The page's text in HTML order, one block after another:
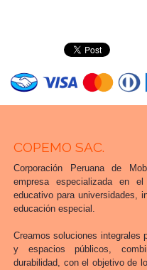
COPEMO SAC.
Corporación Peruana de
empresa especializada en
educativo para universidades,
educación especial.
Creamos soluciones integrales
y espacios públicos,
durabilidad, con el objetivo de